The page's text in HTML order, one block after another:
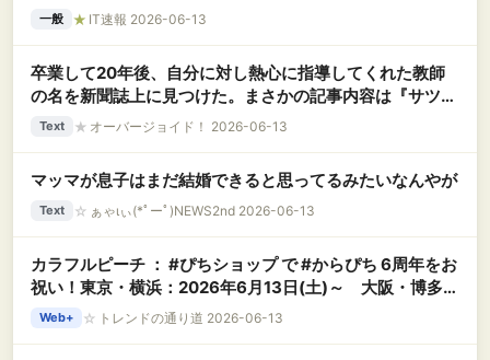
一般 ★ IT速報 2026-06-13
卒業して20年後、自分に対し熱心に指導してくれた教師
の名を新聞誌上に見つけた。まさかの記事内容は『サツジ
ン』 → その驚愕の理由は……..
Text ★ オーバージョイド！ 2026-06-13
マッマが息子はまだ結婚できると思ってるみたいなんやが
Text ☆ ぁゃιぃ(*ﾟーﾟ)NEWS2nd 2026-06-13
カラフルピーチ ： #ぴちショップ で #からぴち 6周年をお
祝い！東京・横浜：2026年6月13日(土)～ 大阪・博多：
2026年6月20日(土)～
Web+ ☆ トレンドの通り道 2026-06-13